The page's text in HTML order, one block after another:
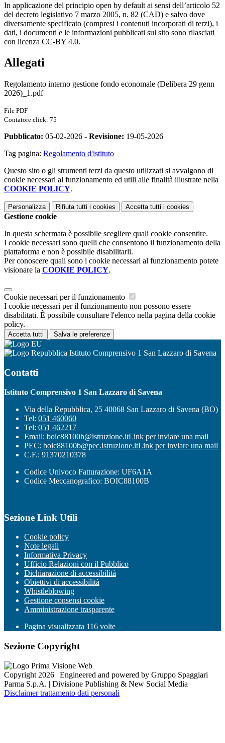
In applicazione del principio open by default ai sensi dell’articolo 52
del decreto legislativo 7 marzo 2005, n. 82 (CAD) e salvo dove
diversamente specificato (compresi i contenuti incorporati di terzi), i
dati, i documenti e le informazioni pubblicati sul sito sono rilasciati
con licenza CC-BY 4.0.
Allegati
Regolamento interno gestione fondo economale (Delibera 29 genn
2026)_1.pdf
File PDF
Contatore click: 75
Pubblicato: 05-02-2026 - Revisione: 19-05-2026
Tag pagina: Regolamento d'istituto
Questo sito o gli strumenti terzi da questo utilizzati si avvalgono di
cookie necessari al funzionamento ed utili alle finalità illustrate nella
COOKIE POLICY.
Personalizza Rifiuta tutti i cookies Accetta tutti i cookies
Gestione cookie
In questa schermata è possibile scegliere quali cookie consentire.
I cookie necessari sono quelli che consentono il funzionamento della
piattaforma e non è possibile disabilitarli.
Per conoscere quali sono i cookie necessari al funzionamento potete
visionare la COOKIE POLICY.
Cookie necessari per il funzionamento
I cookie necessari per il funzionamento non possono essere
disabilitati. È possibile consultare l'elenco nella pagina della cookie
policy.
Accetta tutti Salva le preferenze
Istituto Comprensivo 1 San Lazzaro di Savena
Contatti
Istituto Comprensivo 1 San Lazzaro di Savena
Via della Repubblica, 25 40068 San Lazzaro di Savena (BO)
Tel: 051 460060
Tel: 051 462217
Email: boic88100b@istruzione.itLink per inviare una mail
PEC: boic88100b@pec.istruzione.itLink per inviare una mail
C.F.: 91370210378
Codice Univoco Fatturazione: UF6A1A
Codice Meccanografico: BOIC88100B
Sezione Link Utili
Cookie policy
Note legali
Informativa Privacy
Ufficio Relazioni con il Pubblico
Dichiarazione di accessibilità
Obiettivi di accessibilità
Whistleblowing
Gestione consensi cookie
Amministrazione trasparente
Pagina visualizzata 116 volte
Sezione Copyright
Copyright 2026 | Engineered and powered by Gruppo Spaggiari
Parma S.p.A. | Divisione Publishing & New Social Media
Disclaimer trattamento dati personali